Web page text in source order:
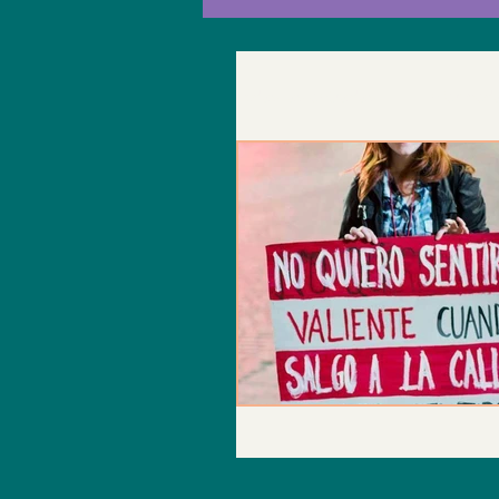
depresion tristeza
sintomas adicciones